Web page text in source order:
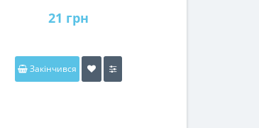
21 грн
Закінчився